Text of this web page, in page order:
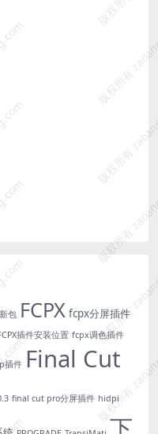
包 FCPX fcpx分屏插件
插件安装位置 fcpx调色插件
插件 Final Cut
final cut pro分屏插件 hidpi
下
版权所
版权所
版权所有
版权所有
版权所有